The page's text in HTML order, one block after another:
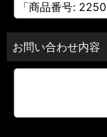
お問い合わせ内容